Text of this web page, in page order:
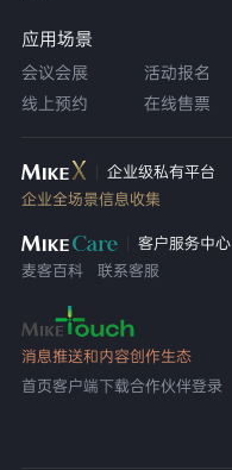
应用场景
会议会展 活动报名
线上预约
在线售票
企业级私有平台
企业全场景信息收集
客户服务中心
麦客百科
联系客服
消息推送和内容创作生态
首页客户端下载合作伙伴登录